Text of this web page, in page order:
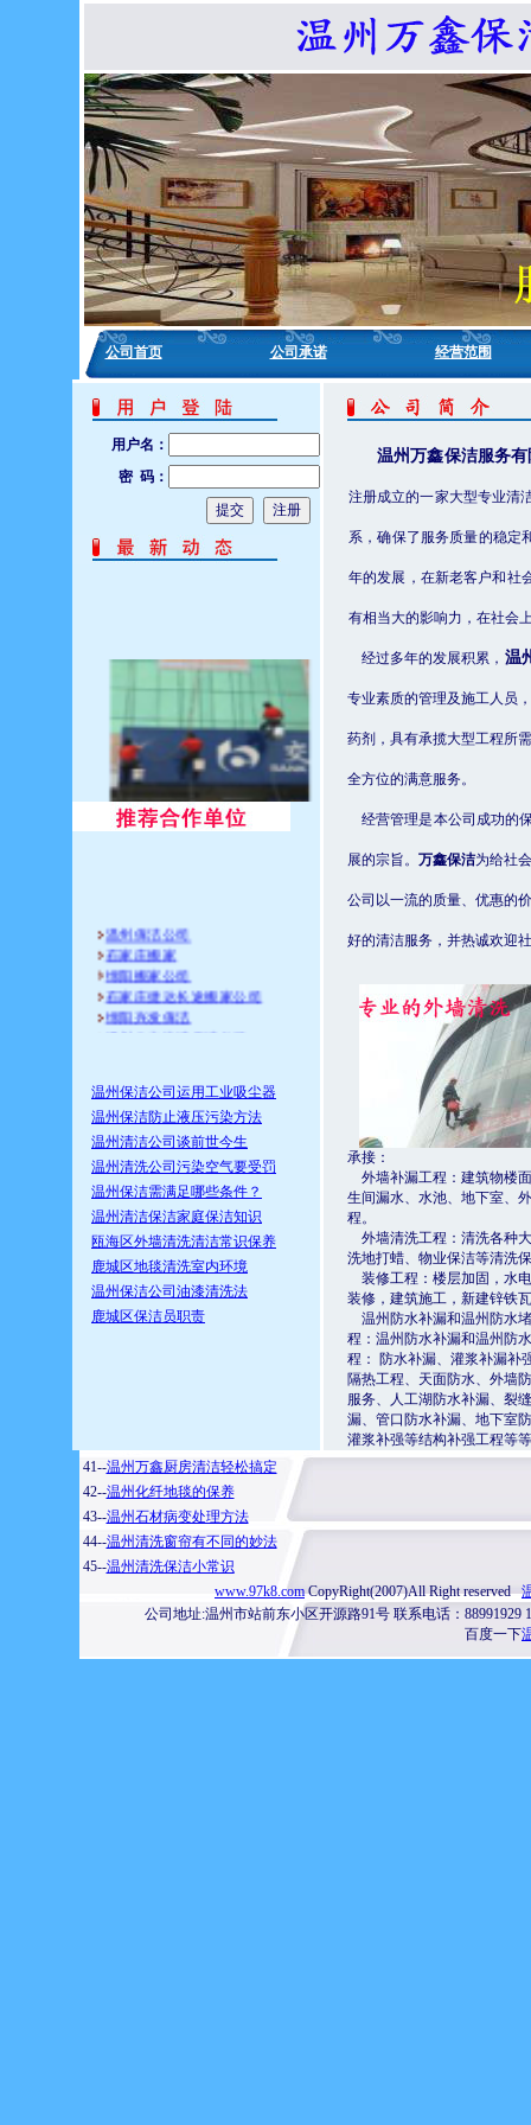
公司首页 公司承诺 经营范围
用户名：
密 码：
温州保洁公司
石家庄搬家
绵阳搬家公司
石家庄捷达长途搬家公司
绵阳兴发保洁
温州八方快洁保洁公司
温州万家乐保洁服务公司
温州喜盈门保洁公司
温州万鑫保洁公司
杭州兴发防水补漏公司
杭州防水公司
绵阳防水补漏
温州保洁公司运用工业吸尘器
温州保洁防止液压污染方法
温州清洁公司谈前世今生
温州清洗公司污染空气要受罚
温州保洁需满足哪些条件？
温州清洁保洁家庭保洁知识
瓯海区外墙清洗清洁常识保养
鹿城区地毯清洗室内环境
温州保洁公司油漆清洗法
鹿城区保洁员职责
温州万鑫保洁服务
注册成立的一家大型专业清
系，确保了服务质量的稳定
年的发展，在新老客户和社
有相当大的影响力，在社会
经过多年的发展积累， 温
专业素质的管理及施工人员
药剂，具有承揽大型工程所
全方位的满意服务。
经营管理是本公司成功的
展的宗旨。 万鑫保洁为给社
公司以一流的质量、优惠的
好的清洁服务，并热诚欢迎
承接：
外墙补漏工程：建筑物楼
生间漏水、水池、地下室、
程。
外墙清洗工程：清洗各种
洗地打蜡、物业保洁等清洗
装修工程：楼层加固，水
装修，建筑施工，新建锌铁
温州防水补漏和温州防水
程：温州防水补漏和温州防
程： 防水补漏、灌浆补漏补
隔热工程、天面防水、外墙
服务、人工湖防水补漏、裂
漏、管口防水补漏、地下室
灌浆补强等结构补强工程等
41--温州万鑫厨房清洁轻松搞定
42--温州化纤地毯的保养
43--温州石材病变处理方法
44--温州清洗窗帘有不同的妙法
45--温州清洗保洁小常识
www.97k8.comCopyRight(2007)All Right reserved
公司地址:温州市站前东小区开源路91号 联系电话：88991929
百度一下